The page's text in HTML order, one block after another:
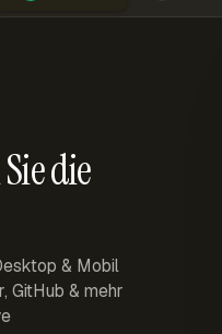
die
& Mobil
GitHub & mehr